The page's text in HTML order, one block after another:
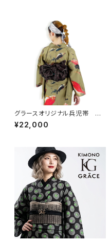
グラースオリジナル兵児帯 ア
イアンフェンス ブラウン×シル
バー ポリエステル100％
¥22,000